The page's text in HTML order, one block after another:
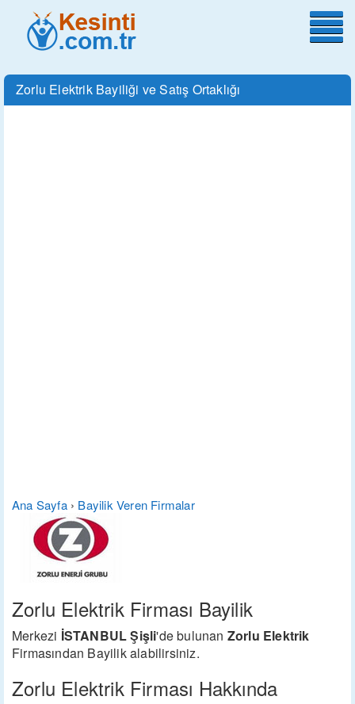
Zorlu Elektrik Bayiliği ve Satış Ortaklığı
Ana Sayfa › Bayilik Veren Firmalar
Zorlu Elektrik Firması Bayilik
Merkezi İSTANBUL Şişli'de bulunan Zorlu Elektrik
Firmasından Bayilik alabilirsiniz.
Zorlu Elektrik Firması Hakkında